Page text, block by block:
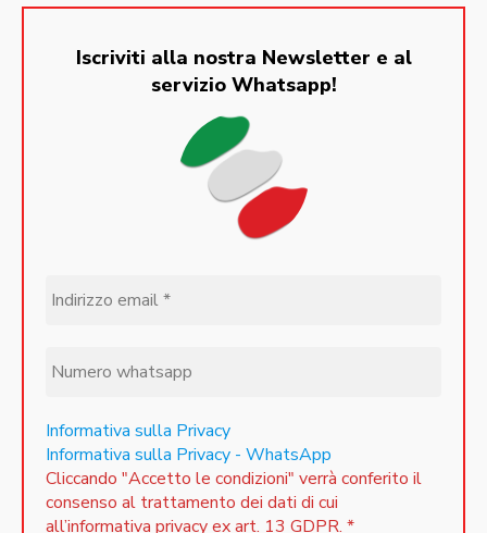
Iscriviti alla nostra Newsletter e al
servizio Whatsapp!
Informativa sulla Privacy
Informativa sulla Privacy - WhatsApp
Cliccando "Accetto le condizioni" verrà conferito il
consenso al trattamento dei dati di cui
all’informativa privacy ex art. 13 GDPR. *